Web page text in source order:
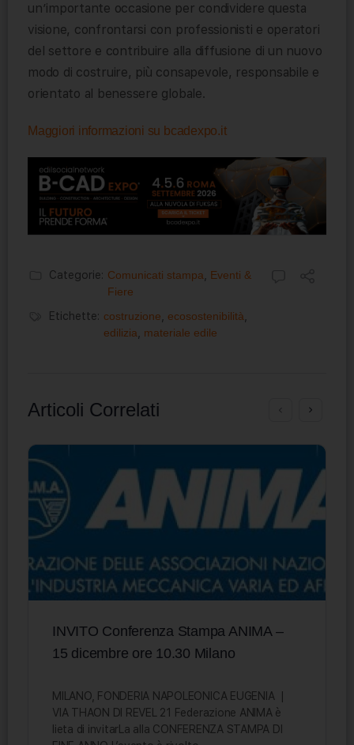
un’importante occasione per condividere questa
visione, confrontarsi con professionisti e operatori
del settore e contribuire alla diffusione di un nuovo
modo di costruire, più consapevole, responsabile e
orientato al benessere globale.
Maggiori informazioni su bcadexpo.it
Categorie: Comunicati stampa
Eventi &
Fiere
Etichette: costruzione ecosostenibilità
edilizia
materiale edile
Articoli Correlati
INVITO Conferenza Stampa ANIMA –
15 dicembre ore 10.30 Milano
MILANO, FONDERIA NAPOLEONICA EUGENIA |
VIA THAON DI REVEL 21 Federazione ANIMA è
lieta di invitarLa alla CONFERENZA STAMPA DI